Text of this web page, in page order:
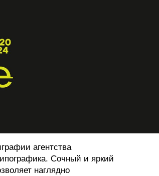
агентства
Cочный и яркий
наглядно